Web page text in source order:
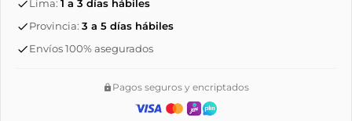
Lima: 1 a 3 días hábiles
Provincia: 3 a 5 días hábiles
Envíos 100% asegurados
Pagos seguros y encriptados